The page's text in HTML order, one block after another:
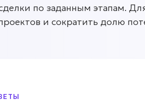
по заданным этапам.
и сократить долю